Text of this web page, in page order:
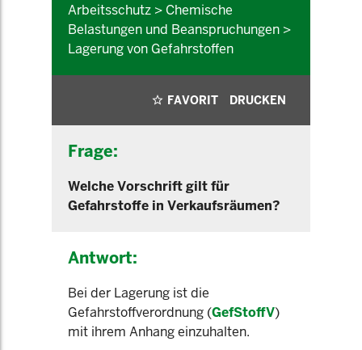
Arbeitsschutz > Chemische
Belastungen und Beanspruchungen >
Lagerung von Gefahrstoffen
FAVORIT DRUCKEN
Frage:
Welche Vorschrift gilt für
Gefahrstoffe in Verkaufsräumen?
Antwort:
Bei der Lagerung ist die
Gefahrstoffverordnung (GefStoffV)
mit ihrem Anhang einzuhalten.